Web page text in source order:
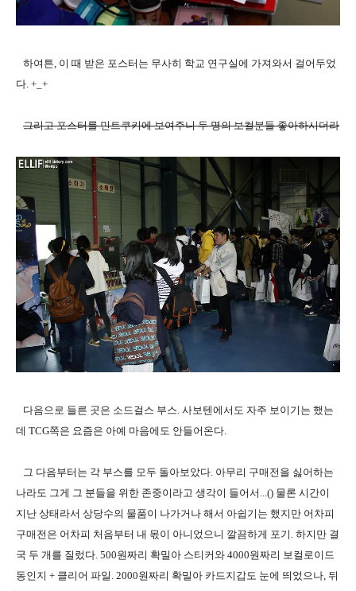
하여튼, 이 때 받은 포스터는 무사히 학교 연구실에 가져와서 걸어두었
다. +_+
그리고 포스터를 민트쿠키에 보여주니 두 명의 보컬분들 좋아하시더라
다음으로 들른 곳은 소드걸스 부스. 사보텐에서도 자주 보이기는 했는
데 TCG쪽은 요즘은 아예 마음에도 안들어온다.
그 다음부터는 각 부스를 모두 돌아보았다. 아무리 구매전을 싫어하는
나라도 그게 그 분들을 위한 존중이라고 생각이 들어서...() 물론 시간이
지난 상태라서 상당수의 물품이 나가거나 해서 아쉽기는 했지만 어차피
구매전은 어차피 처음부터 내 몫이 아니었으니 깔끔하게 포기. 하지만 결
국 두 개를 질렀다. 500원짜리 확밀아 스티커와 4000원짜리 보컬로이드
동인지 + 클리어 파일. 2000원짜리 확밀아 카드지갑도 눈에 띄었으나, 뒤